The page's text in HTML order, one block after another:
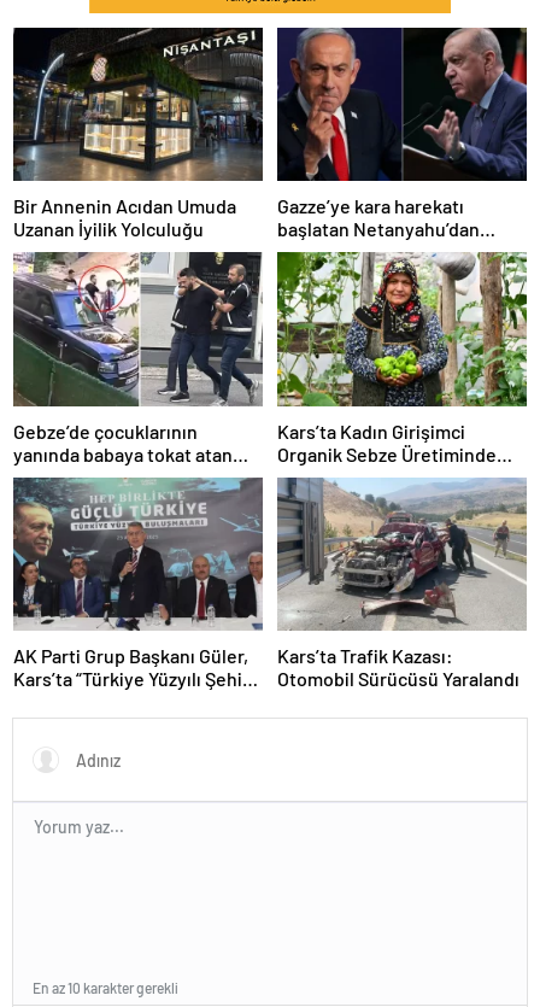
Bir Annenin Acıdan Umuda
Uzanan İyilik Yolculuğu
Gazze’ye kara harekatı
başlatan Netanyahu’dan
Erdoğan’a küstah sözler
Gebze’de çocuklarının
yanında babaya tokat atan
sürücü tutuklandı
Kars’ta Kadın Girişimci
Organik Sebze Üretiminde
Başarı Elde Etti
AK Parti Grup Başkanı Güler,
Kars’ta “Türkiye Yüzyılı Şehir
Açıklaması
Kars’ta Trafik Kazası:
Otomobil Sürücüsü Yaralandı
En az 10 karakter gerekli